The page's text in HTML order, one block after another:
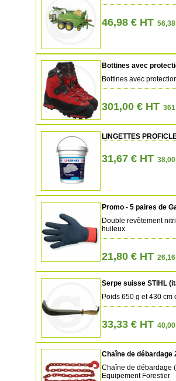
46,98 € HT 56,38
Bottines avec
Bottines avec
301,00 € HT
LINGETTES
31,67 € HT 38,00
Promo - 5 paires de
Double revêtement
huileux.
21,80 € HT 26,16
Serpe suisse STIHL
Poids 650 g et 430 cm
33,33 € HT 40,00
Chaîne de débardage
Chaîne de débardage
Equipement Forestier